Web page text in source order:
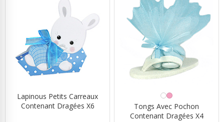
Lapinous Petits Carreaux
Contenant Dragées X6
Tongs Avec Pochon
Contenant Dragées X4